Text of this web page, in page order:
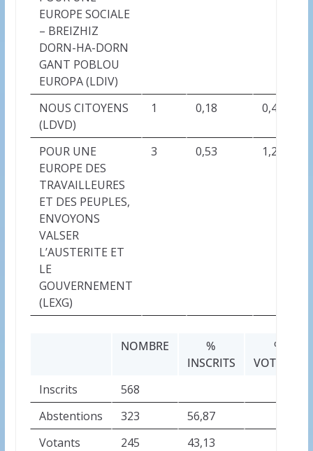
EUROPE SOCIALE
– BREIZHIZ
DORN-HA-DORN
GANT POBLOU
EUROPA (LDIV)
NOUS CITOYENS
(LDVD)
1 0,18 0,42
POUR UNE
EUROPE DES
TRAVAILLEURES
ET DES PEUPLES,
ENVOYONS
VALSER
L’AUSTERITE ET
LE
GOUVERNEMENT
(LEXG)
3 0,53 1,26
NOMBRE
%
INSCRITS
%
VOTANTS
Inscrits
568
Abstentions
323
56,87
Votants
245
43,13